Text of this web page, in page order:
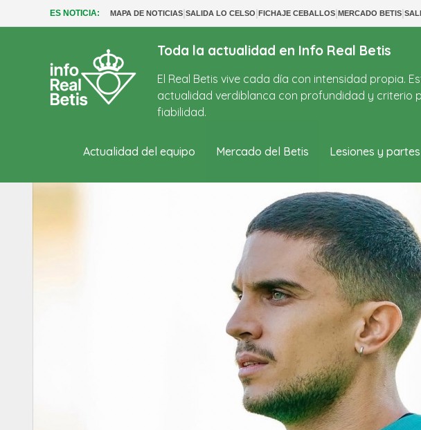
ES NOTICIA: MAPA DE NOTICIAS|SALIDA LO CELSO|FICHAJE CEBALLOS|MERCADO BETIS|
Toda la actualidad en Info Real Betis
El Real Betis vive cada día con intensidad propia.
actualidad verdiblanca con profundidad y criterio
fiabilidad.
Actualidad del equipo Mercado del Betis Lesiones y